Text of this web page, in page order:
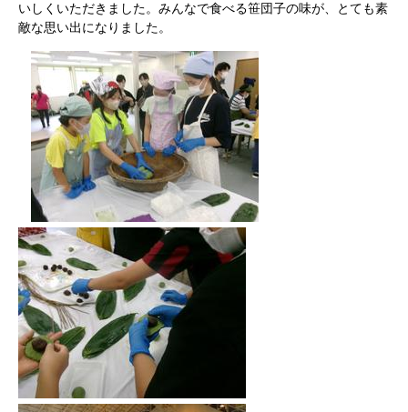
いしくいただきました。みんなで食べる笹団子の味が、とても素
敵な思い出になりました。